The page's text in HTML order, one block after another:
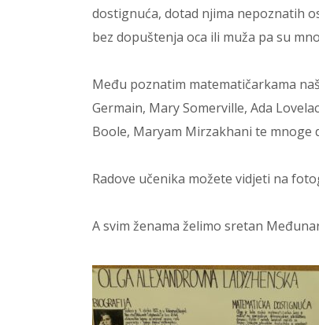
dostignuća, dotad njima nepoznatih
bez dopuštenja oca ili muža pa su
Među poznatim matematičarkama
Germain, Mary Somerville, Ada
Boole, Maryam Mirzakhani te mnoge
Radove učenika možete vidjeti na
A svim ženama želimo sretan